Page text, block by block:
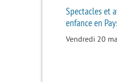
Spectacles et
enfance en
Vendredi 20